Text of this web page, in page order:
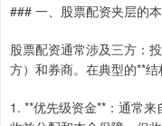
### 一、股票配资夹层的
股票配资通常涉及三方：
方）和券商。在典型的**
1. **优先级资金**：通常